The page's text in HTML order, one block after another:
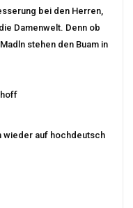
bei den Herren,
Damenwelt. Denn ob
stehen den Buam in
wieder auf hochdeutsch